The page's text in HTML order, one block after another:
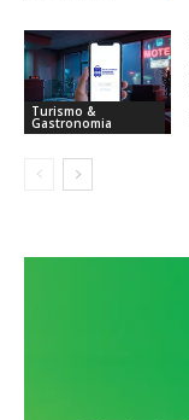
Turismo &
Gastronomia